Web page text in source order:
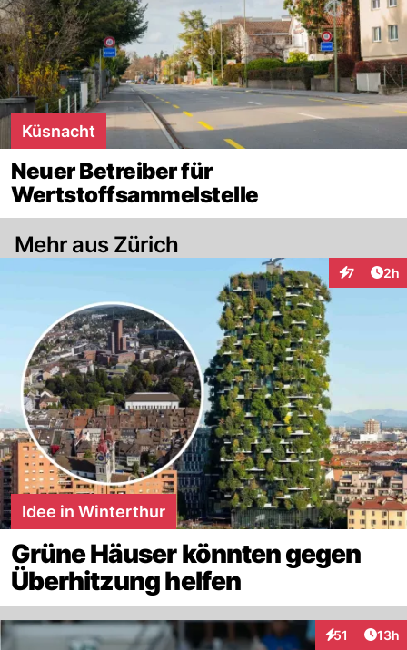
Küsnacht
Neuer Betreiber für
Wertstoffsammelstelle
Mehr aus Zürich
7 2h
Idee in Winterthur
Grüne Häuser könnten gegen
Überhitzung helfen
51
Interaktionen
13h